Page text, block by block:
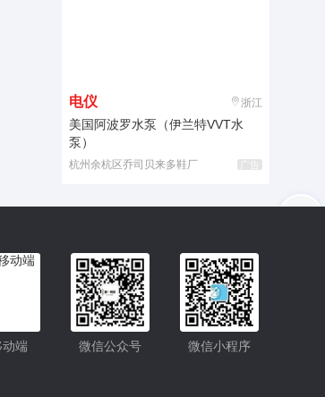
电仪 浙江
美国阿波罗水泵（伊兰特VVT水
泵）
杭州余杭区乔司贝来多鞋厂 广告
微信小程序
微信公众号
动端
小程序更便捷的查找产品